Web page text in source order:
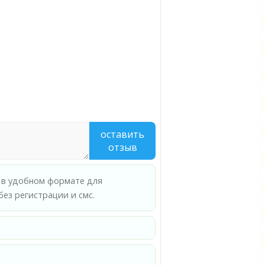
оставить
отзыв
в удобном формате для
регистрации и смс.